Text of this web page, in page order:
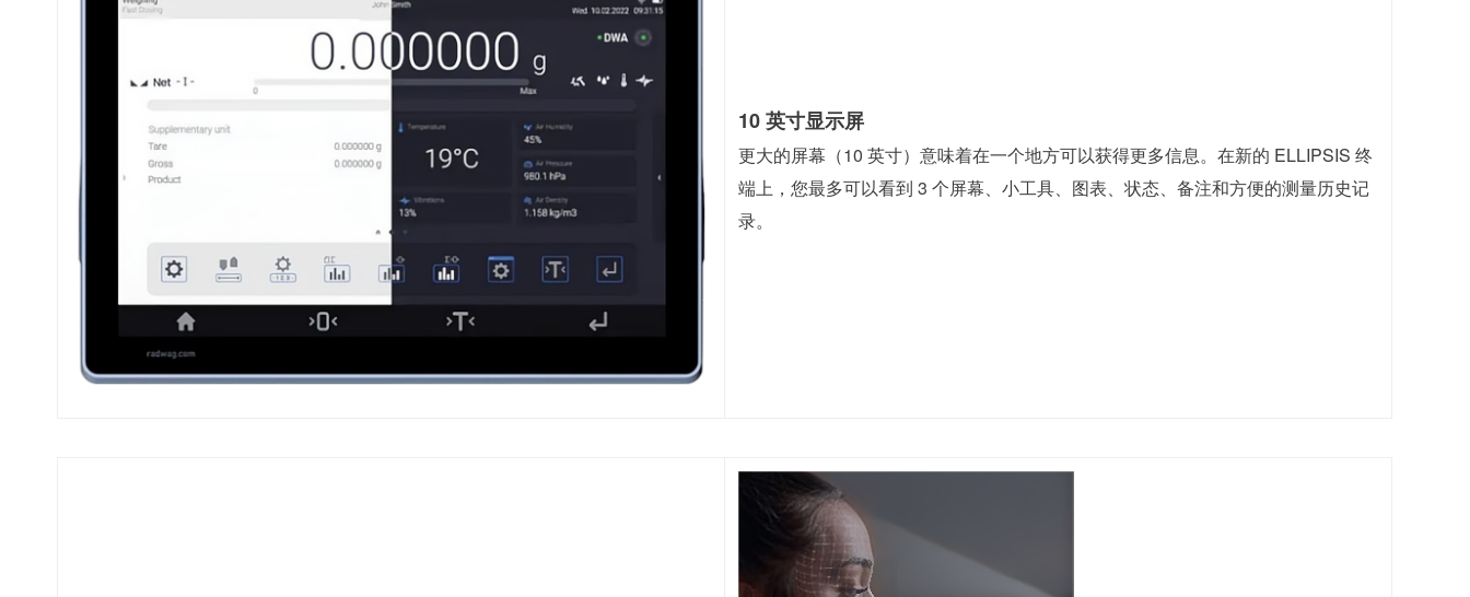
10 英寸显示屏
更大的屏幕（10 英寸）意味着在一个地方可以获得更多信息。在新的 ELLIPSIS 终
端上，您最多可以看到 3 个屏幕、小工具、图表、状态、备注和方便的测量历史记
录。